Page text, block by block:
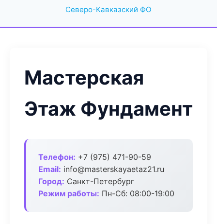
Северо-Кавказский ФО
Мастерская
Этаж Фундамент
Телефон: +7 (975) 471-90-59
Email: info@masterskayaetaz21.ru
Город: Санкт-Петербург
Режим работы: Пн-Сб: 08:00-19:00